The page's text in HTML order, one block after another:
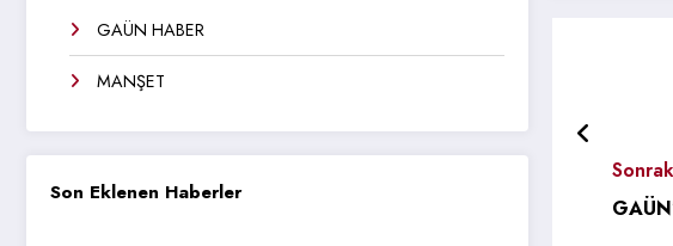
GAÜN HABER
MANŞET
Son Eklenen Haberler